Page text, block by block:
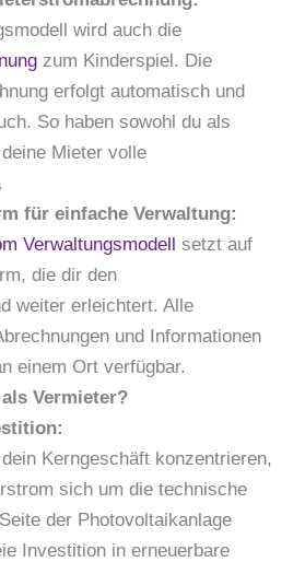
wird auch die
zum Kinderspiel. Die
erfolgt automatisch und
So haben sowohl du als
Mieter volle
für einfache Verwaltung:
Verwaltungsmodell setzt auf
die dir den
weiter erleichtert. Alle
und Informationen
einem Ort verfügbar.
Vermieter?
Kerngeschäft konzentrieren,
sich um die technische
der Photovoltaikanlage
Investition in erneuerbare